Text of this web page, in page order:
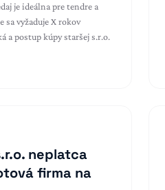
je ideálna pre tendre a
sa vyžaduje X rokov
a postup kúpy staršej s.r.o.
neplatca
firma na